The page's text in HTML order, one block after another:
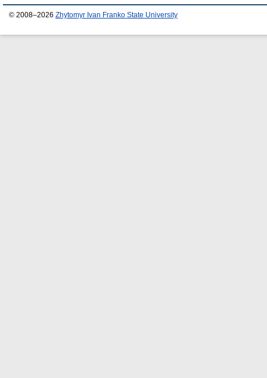
© 2008–2026 Zhytomyr Ivan Franko State University